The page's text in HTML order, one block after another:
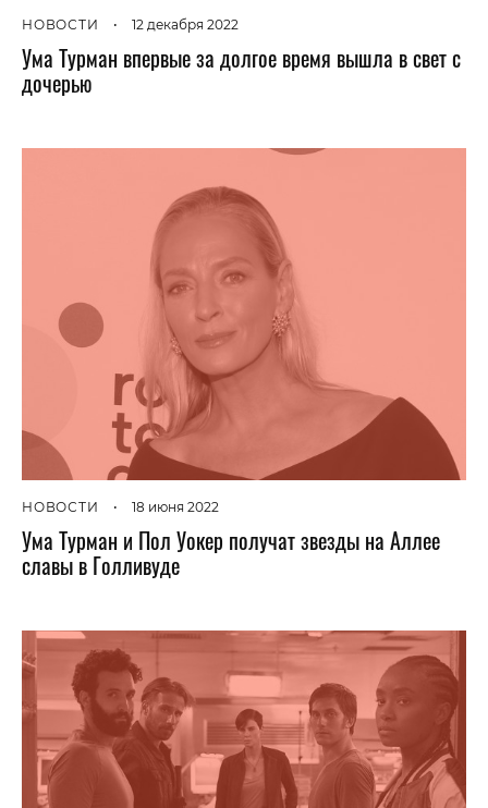
НОВОСТИ • 12 декабря 2022
Ума Турман впервые за долгое время вышла в свет с
дочерью
НОВОСТИ • 18 июня 2022
Ума Турман и Пол Уокер получат звезды на Аллее
славы в Голливуде